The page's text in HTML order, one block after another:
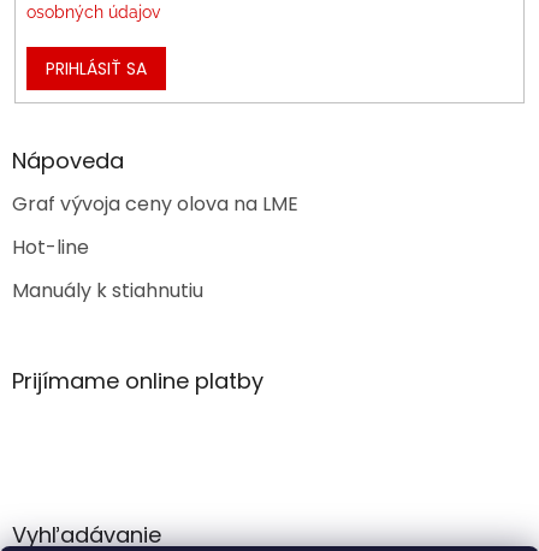
osobných údajov
PRIHLÁSIŤ SA
Nápoveda
Graf vývoja ceny olova na LME
Hot-line
Manuály k stiahnutiu
Prijímame online platby
Vyhľadávanie